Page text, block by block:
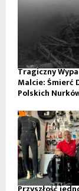
Tragiczny
Malcie: Śmierć
Polskich